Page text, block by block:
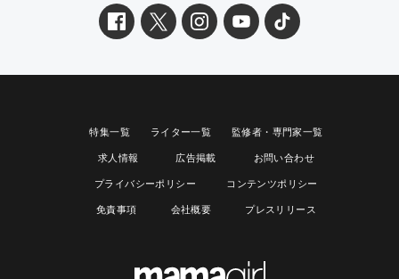
特集一覧 ライター一覧 監修者・専門家一覧
求人情報 広告掲載 お問い合わせ
プライバシーポリシー コンテンツポリシー
免責事項 会社概要 プレスリリース